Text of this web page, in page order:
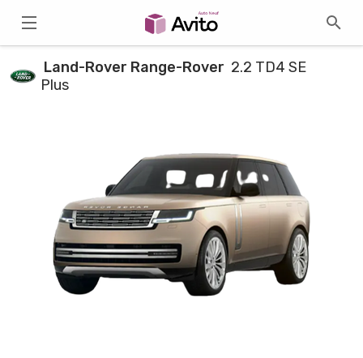
Land-Rover Range-Rover 2.2 TD4 SE
Plus